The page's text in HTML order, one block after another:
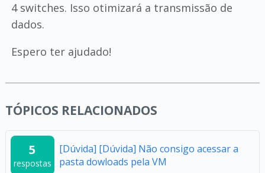
4 switches. Isso otimizará a transmissão de
dados.
Espero ter ajudado!
TÓPICOS RELACIONADOS
5
respostas
[Dúvida] [Dúvida] Não consigo acessar a
pasta dowloads pela VM